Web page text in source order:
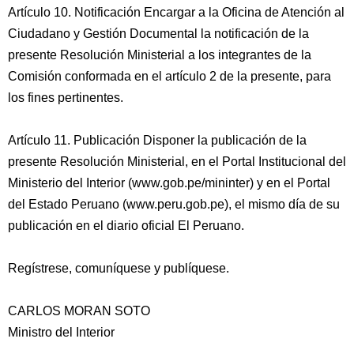
Artículo 10. Notificación Encargar a la Oficina de Atención al
Ciudadano y Gestión Documental la notificación de la
presente Resolución Ministerial a los integrantes de la
Comisión conformada en el artículo 2 de la presente, para
los fines pertinentes.
Artículo 11. Publicación Disponer la publicación de la
presente Resolución Ministerial, en el Portal Institucional del
Ministerio del Interior (www.gob.pe/mininter) y en el Portal
del Estado Peruano (www.peru.gob.pe), el mismo día de su
publicación en el diario oficial El Peruano.
Regístrese, comuníquese y publíquese.
CARLOS MORAN SOTO
Ministro del Interior